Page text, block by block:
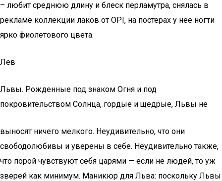
– любит среднюю длину и блеск перламутра, снялась в
рекламе коллекции лаков от OPI, на постерах у нее ногти
ярко фиолетового цвета.
Лев
Львы. Рожденные под знаком Огня и под
покровительством Солнца, гордые и щедрые, Львы не
выносят ничего мелкого. Неудивительно, что они
свободолюбивы и уверены в себе. Неудивительно также,
что порой чувствуют себя царями — если не людей, то уж
зверей как минимум. Маникюр для Льва: поскольку Львы